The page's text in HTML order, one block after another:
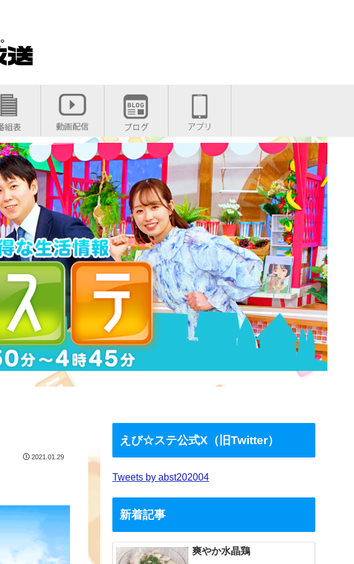
2021.01.29
えび☆ステ公式X（旧Twitter）
Tweets by abst202004
新着記事
爽やか水晶鶏